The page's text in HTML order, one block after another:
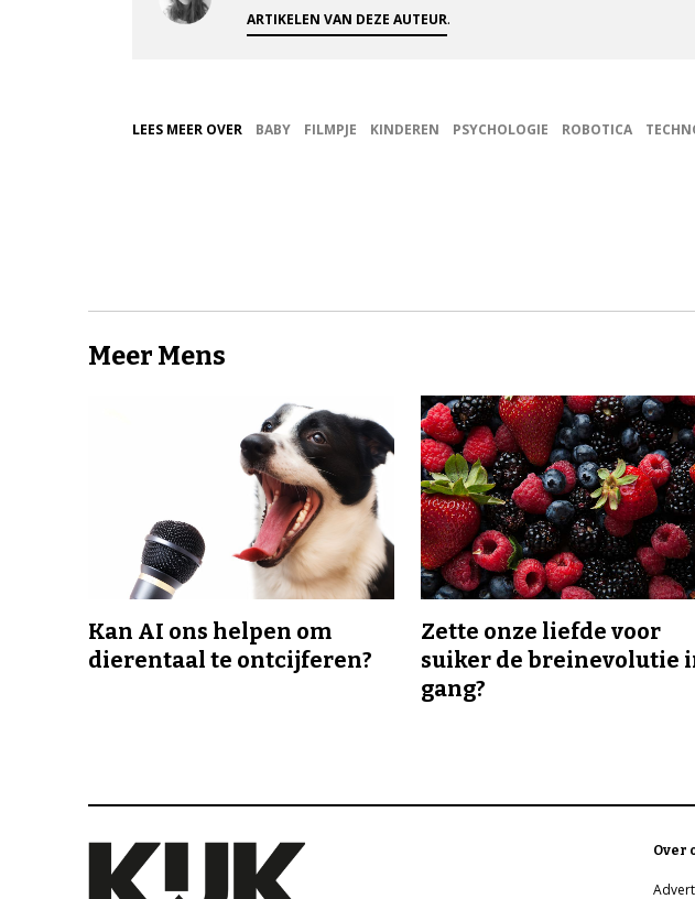
ARTIKELEN VAN DEZE AUTEUR.
LEES MEER OVER BABY FILMPJE KINDEREN PSYCHOLOGIE ROBOTICA
Meer Mens
Kan AI ons helpen om
dierentaal te ontcijferen?
Zette onze liefde voor
suiker de breinevolutie
gang?
Over